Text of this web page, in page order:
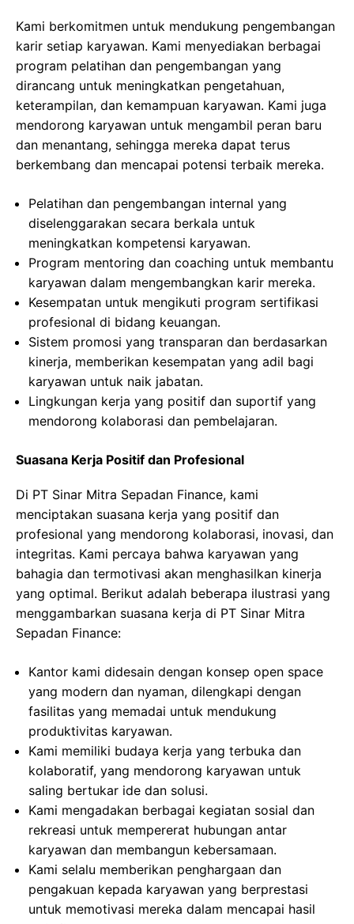
Kami berkomitmen untuk mendukung pengembangan
karir setiap karyawan. Kami menyediakan berbagai
program pelatihan dan pengembangan yang
dirancang untuk meningkatkan pengetahuan,
keterampilan, dan kemampuan karyawan. Kami juga
mendorong karyawan untuk mengambil peran baru
dan menantang, sehingga mereka dapat terus
berkembang dan mencapai potensi terbaik mereka.
Pelatihan dan pengembangan internal yang
diselenggarakan secara berkala untuk
meningkatkan kompetensi karyawan.
Program mentoring dan coaching untuk membantu
karyawan dalam mengembangkan karir mereka.
Kesempatan untuk mengikuti program sertifikasi
profesional di bidang keuangan.
Sistem promosi yang transparan dan berdasarkan
kinerja, memberikan kesempatan yang adil bagi
karyawan untuk naik jabatan.
Lingkungan kerja yang positif dan suportif yang
mendorong kolaborasi dan pembelajaran.
Suasana Kerja Positif dan Profesional
Di PT Sinar Mitra Sepadan Finance, kami
menciptakan suasana kerja yang positif dan
profesional yang mendorong kolaborasi, inovasi, dan
integritas. Kami percaya bahwa karyawan yang
bahagia dan termotivasi akan menghasilkan kinerja
yang optimal. Berikut adalah beberapa ilustrasi yang
menggambarkan suasana kerja di PT Sinar Mitra
Sepadan Finance:
Kantor kami didesain dengan konsep open space
yang modern dan nyaman, dilengkapi dengan
fasilitas yang memadai untuk mendukung
produktivitas karyawan.
Kami memiliki budaya kerja yang terbuka dan
kolaboratif, yang mendorong karyawan untuk
saling bertukar ide dan solusi.
Kami mengadakan berbagai kegiatan sosial dan
rekreasi untuk mempererat hubungan antar
karyawan dan membangun kebersamaan.
Kami selalu memberikan penghargaan dan
pengakuan kepada karyawan yang berprestasi
untuk memotivasi mereka dalam mencapai hasil